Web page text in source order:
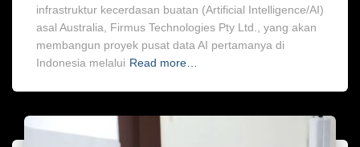
infrastruktur kecerdasan buatan (Artificial Intelligence/AI)
asal Australia, Firmus Technologies Pty Ltd., yang akan
membangun proyek pusat data AI pertamanya di
Indonesia melalui Read more…